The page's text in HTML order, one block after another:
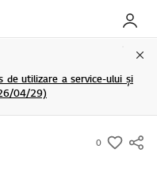
My LG
de utilizare a service-ului și
04/29)
0
s